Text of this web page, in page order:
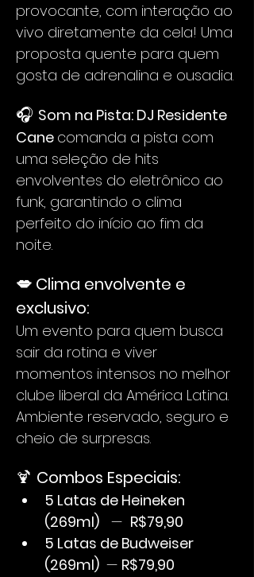
provocante, com interação ao
vivo diretamente da cela! Uma
proposta quente para quem
gosta de adrenalina e ousadia.
🎧 Som na Pista: DJ Residente
Cane comanda a pista com
uma seleção de hits
envolventes do eletrônico ao
funk, garantindo o clima
perfeito do início ao fim da
noite.
💋 Clima envolvente e
exclusivo:
Um evento para quem busca
sair da rotina e viver
momentos intensos no melhor
clube liberal da América Latina.
Ambiente reservado, seguro e
cheio de surpresas.
🍹 Combos Especiais:
5 Latas de Heineken
(269ml) — R$79,90
5 Latas de Budweiser
(269ml) — R$79,90